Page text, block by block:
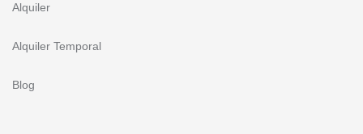
Alquiler
Alquiler Temporal
Blog